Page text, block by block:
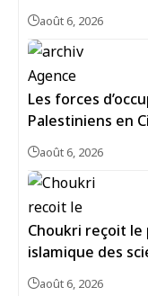
août 6, 2026
Les forces
Palestiniens en
août 6, 2026
Choukri reçoit le
islamique des
août 6, 2026